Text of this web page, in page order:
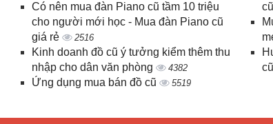
Có nên mua đàn Piano cũ tầm 10 triệu
cho người mới học - Mua đàn Piano cũ
giá rẻ
2516
Kinh doanh đồ cũ ý tưởng kiểm thêm thu
nhập cho dân văn phòng
4382
Ứng dụng mua bán đồ cũ 5519
cũ